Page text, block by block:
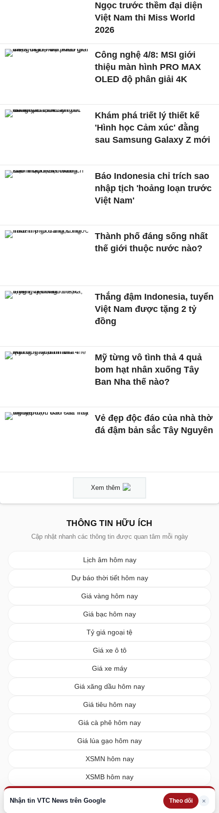
Nhận tin VTC News trên Google Theo dõi ×
Ngọc trước thềm đại diện
Việt Nam thi Miss World
2026
Công nghệ 4/8: MSI giới
thiệu màn hình PRO MAX
OLED độ phân giải 4K
Khám phá triết lý thiết kế
'Hình học Cảm xúc' đằng
sau Samsung Galaxy Z mới
Báo Indonesia chỉ trích sao
nhập tịch 'hoảng loạn trước
Việt Nam'
Thành phố đáng sống nhất
thế giới thuộc nước nào?
Thắng đậm Indonesia, tuyển
Việt Nam được tặng 2 tỷ
đồng
Mỹ từng vô tình thả 4 quả
bom hạt nhân xuống Tây
Ban Nha thế nào?
Vẻ đẹp độc đáo của nhà thờ
đá đậm bản sắc Tây Nguyên
Xem thêm
THÔNG TIN HỮU ÍCH
Cập nhật nhanh các thông tin được quan tâm mỗi ngày
Lịch âm hôm nay
Dự báo thời tiết hôm nay
Giá vàng hôm nay
Giá bạc hôm nay
Tỷ giá ngoại tệ
Giá xe ô tô
Giá xe máy
Giá xăng dầu hôm nay
Giá tiêu hôm nay
Giá cà phê hôm nay
Giá lúa gạo hôm nay
XSMN hôm nay
XSMB hôm nay